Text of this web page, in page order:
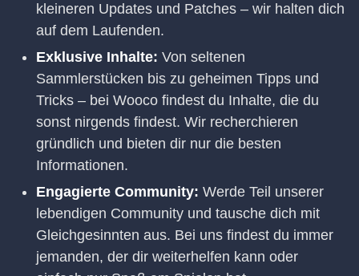
kleineren Updates und Patches – wir halten dich
auf dem Laufenden.
Exklusive Inhalte: Von seltenen
Sammlerstücken bis zu geheimen Tipps und
Tricks – bei Wooco findest du Inhalte, die du
sonst nirgends findest. Wir recherchieren
gründlich und bieten dir nur die besten
Informationen.
Engagierte Community: Werde Teil unserer
lebendigen Community und tausche dich mit
Gleichgesinnten aus. Bei uns findest du immer
jemanden, der dir weiterhelfen kann oder